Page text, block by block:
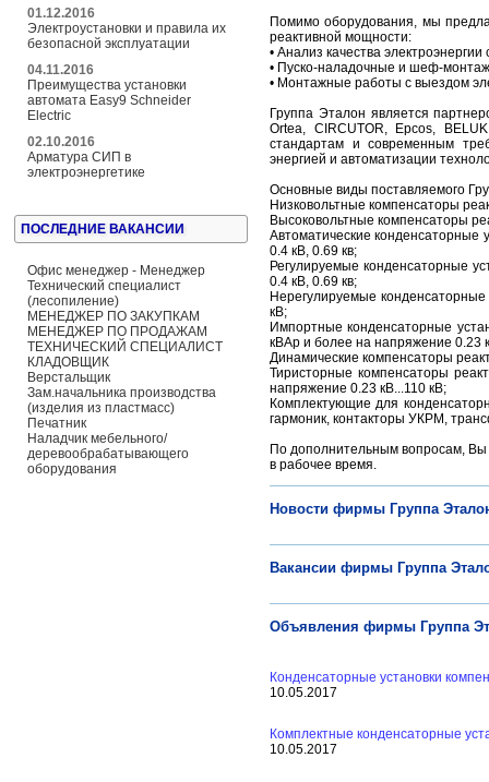
01.12.2016
Электроустановки и правила их
безопасной эксплуатации
04.11.2016
Преимущества установки
автомата Easy9 Schneider
Electric
02.10.2016
Арматура СИП в
электроэнергетике
ПОСЛЕДНИЕ ВАКАНСИИ
Офис менеджер - Менеджер
Технический специалист
(лесопиление)
МЕНЕДЖЕР ПО ЗАКУПКАМ
МЕНЕДЖЕР ПО ПРОДАЖАМ
ТЕХНИЧЕСКИЙ СПЕЦИАЛИСТ
КЛАДОВЩИК
Верстальщик
Зам.начальника производства
(изделия из пластмасс)
Печатник
Наладчик мебельного/
деревообрабатывающего
оборудования
Помимо оборудования, мы
реактивной мощности:
• Анализ качества
• Пуско-наладочные и шеф-
• Монтажные работы с выездом
Группа Эталон является
Ortea, CIRCUTOR, Epcos,
стандартам и современным
энергией и автоматизации
Основные виды поставляемого
Низковольтные компенсаторы
Высоковольтные компенсаторы
Автоматические
0.4 кВ, 0.69 кв;
Регулируемые конденсаторные
0.4 кВ, 0.69 кв;
Нерегулируемые
кВ;
Импортные конденсаторные
кВАр и более на напряжение 0.23
Динамические компенсаторы
Тиристорные компенсаторы
напряжение 0.23 кВ...110 кВ;
Комплектующие для
гармоник, контакторы УКРМ,
По дополнительным вопросам,
в рабочее время.
Новости фирмы Группа
Вакансии фирмы Группа
Объявления фирмы Группа
Конденсаторные установки
10.05.2017
Комплектные конденсаторные
10.05.2017